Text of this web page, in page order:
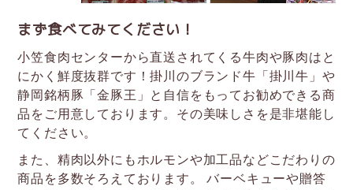
まず食べてみてください！
小笠食肉センターから直送されてくる牛肉や豚肉はと
にかく鮮度抜群です！掛川のブランド牛「掛川牛」や
静岡銘柄豚「金豚王」と自信をもってお勧めできる商
品をご用意しております。その美味しさを是非堪能し
てください。
また、精肉以外にもホルモンや加工品などこだわりの
商品を多数そろえております。
バーベキューや贈答